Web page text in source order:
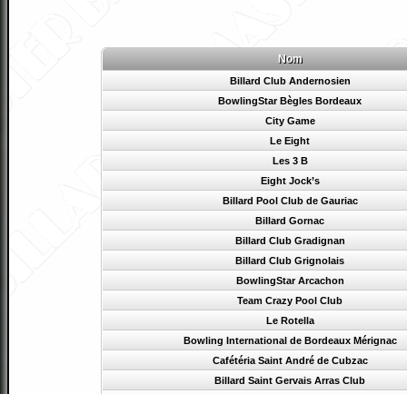
Nom
Billard Club Andernosien
BowlingStar Bègles Bordeaux
City Game
Le Eight
Les 3 B
Eight Jock’s
Billard Pool Club de Gauriac
Billard Gornac
Billard Club Gradignan
Billard Club Grignolais
BowlingStar Arcachon
Team Crazy Pool Club
Le Rotella
Bowling International de Bordeaux Mérignac
Cafétéria Saint André de Cubzac
Billard Saint Gervais Arras Club